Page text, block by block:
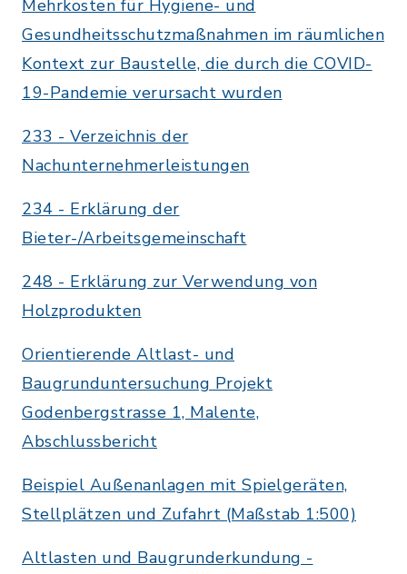
Mehrkosten für Hygiene- und
Gesundheitsschutzmaßnahmen im räumlichen
Kontext zur Baustelle, die durch die COVID-
19-Pandemie verursacht wurden
233 - Verzeichnis der
Nachunternehmerleistungen
234 - Erklärung der
Bieter-/Arbeitsgemeinschaft
248 - Erklärung zur Verwendung von
Holzprodukten
Orientierende Altlast- und
Baugrunduntersuchung Projekt
Godenbergstrasse 1, Malente,
Abschlussbericht
Beispiel Außenanlagen mit Spielgeräten,
Stellplätzen und Zufahrt (Maßstab 1:500)
Altlasten und Baugrunderkundung -